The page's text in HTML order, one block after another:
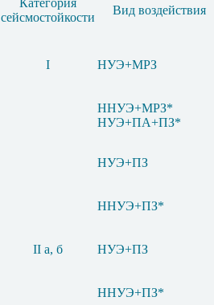
Категория
сейсмостойкости
Вид воздействия
I НУЭ+МРЗ
ННУЭ+МРЗ*
НУЭ+ПА+ПЗ*
НУЭ+ПЗ
ННУЭ+ПЗ*
IIа, б НУЭ+ПЗ
ННУЭ+ПЗ*